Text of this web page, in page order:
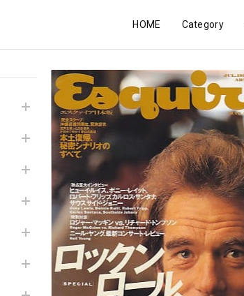
HOME Category